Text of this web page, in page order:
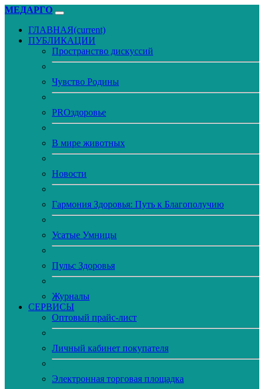
МЕДАРГО
ГЛАВНАЯ(current)
ПУБЛИКАЦИИ
Пространство дискуссий
Чувство Родины
PROздоровье
В мире животных
Новости
Гармония Здоровья: Путь к Благополучию
Усатые Умницы
Пульс Здоровья
Журналы
CЕРВИСЫ
Оптовый прайс-лист
Личный кабинет покупателя
Электронная торговая площадка